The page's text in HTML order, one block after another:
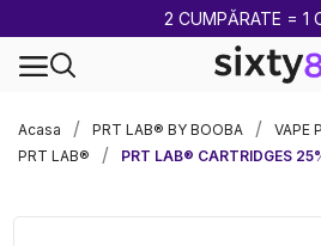
PÂNĂ LA -85%
Acasa
PRT LAB® BY BOOBA VAPE
PRT LAB®
PRT LAB® CARTRIDGES